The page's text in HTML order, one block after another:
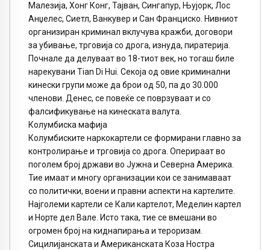
Малезија, Хонг Конг, Тајван, Сингапур, Њујорк, Лос
Анџелес, Сиетл, Ванкувер и Сан Франциско. Нивниот
организиран криминал вклучува кражби, договори
за убивање, трговија со дрога, изнуда, пиратерија.
Почнале да делуваат во 18-тиот век, но тогаш биле
нарекувани Tian Di Hui. Секоја од овие криминални
кинески групи може да брои од 50, па до 30.000
членови. Денес, се повеќе се поврзуваат и со
фалсификување на кинеската валута.
Колумбиска мафија
Колумбиските наркокартели се формирани главно за
контролирање и трговија со дрога. Оперираат во
поголем број држави во Јужна и Северна Америка.
Тие имаат и многу организации кои се занимаваат
со политички, воени и правни аспекти на картелите.
Најголеми картели се Кали картелот, Меделин картел
и Норте дел Вале. Исто така, тие се вмешани во
огромен број на киднапирања и тероризам.
Сицилијанската и Американската Коза Ностра